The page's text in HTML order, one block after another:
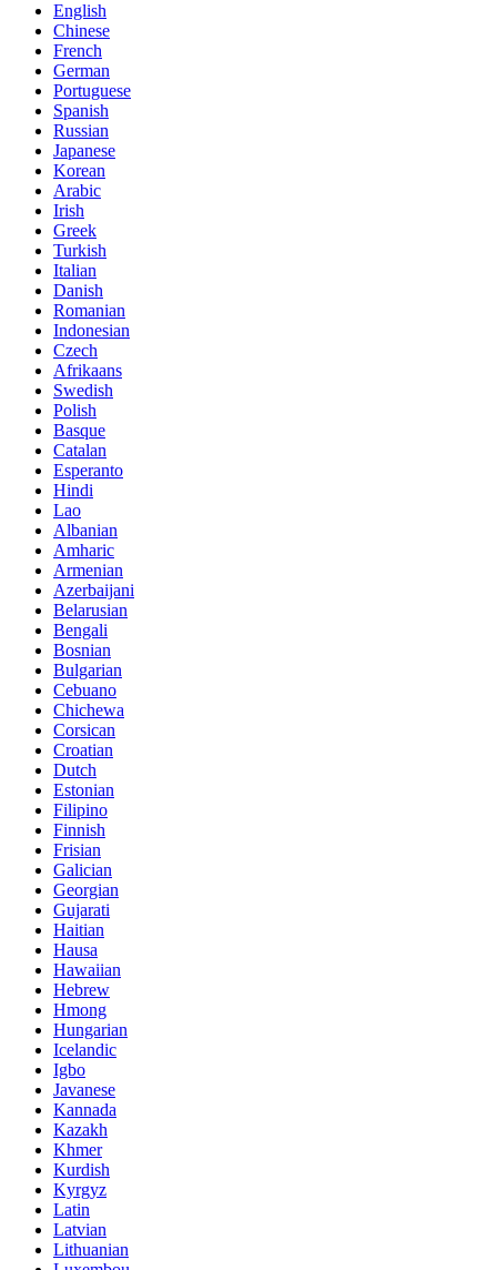
English
Chinese
French
German
Portuguese
Spanish
Russian
Japanese
Korean
Arabic
Irish
Greek
Turkish
Italian
Danish
Romanian
Indonesian
Czech
Afrikaans
Swedish
Polish
Basque
Catalan
Esperanto
Hindi
Lao
Albanian
Amharic
Armenian
Azerbaijani
Belarusian
Bengali
Bosnian
Bulgarian
Cebuano
Chichewa
Corsican
Croatian
Dutch
Estonian
Filipino
Finnish
Frisian
Galician
Georgian
Gujarati
Haitian
Hausa
Hawaiian
Hebrew
Hmong
Hungarian
Icelandic
Igbo
Javanese
Kannada
Kazakh
Khmer
Kurdish
Kyrgyz
Latin
Latvian
Lithuanian